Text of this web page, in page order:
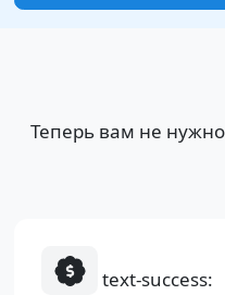
Теперь вам не
text-success: